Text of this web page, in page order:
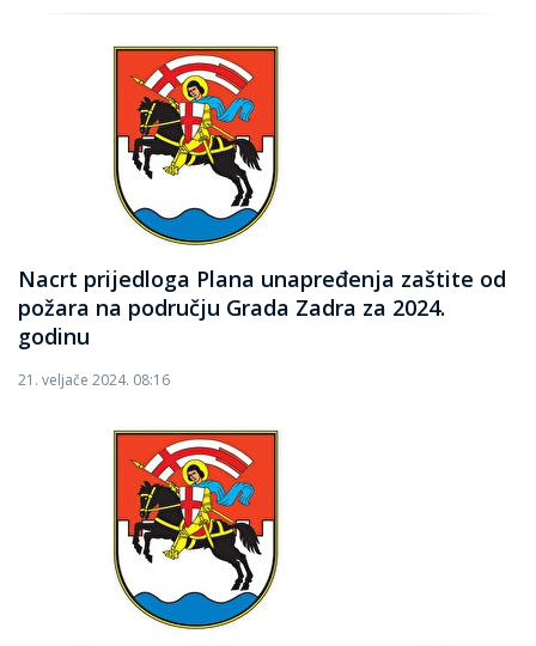
Nacrt prijedloga Plana unapređenja zaštite od
požara na području Grada Zadra za 2024.
godinu
21. veljače 2024. 08:16